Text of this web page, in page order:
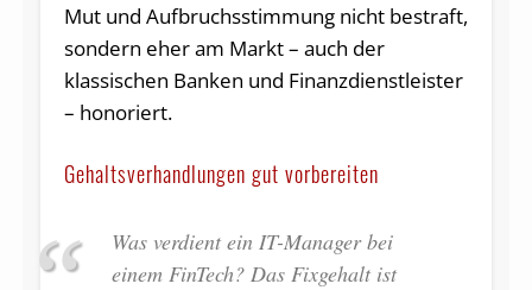
Mut und Aufbruchsstimmung nicht bestraft,
sondern eher am Markt – auch der
klassischen Banken und Finanzdienstleister
– honoriert.
Gehaltsverhandlungen gut vorbereiten
Was verdient ein IT-Manager bei
einem FinTech? Das Fixgehalt ist